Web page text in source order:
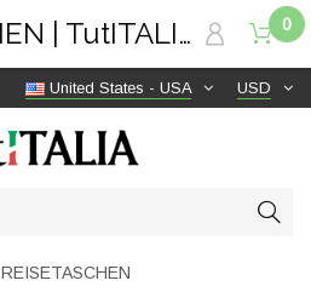
USD
United States - USA
0
REISETASCHEN
REISETASCHEN | TutITALIA